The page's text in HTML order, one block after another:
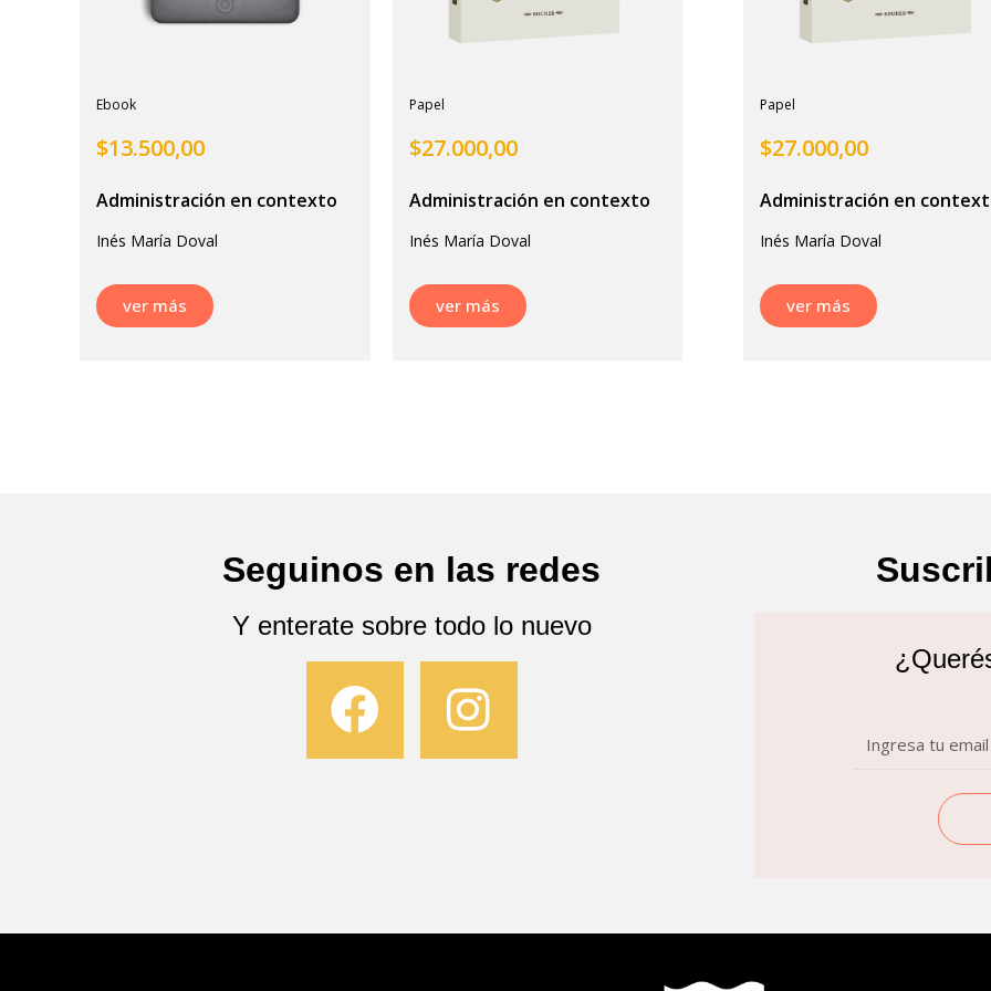
Ebook
$13.500,00
Administración en contexto
Inés María Doval
ver más
Papel
$27.000,00
Administración en contexto
Inés María Doval
ver más
Papel
$27.000,00
Administración en
Inés María Doval
ver más
Seguinos en las redes
Y enterate sobre todo lo nuevo
F
a
c
o
I
n
s
g